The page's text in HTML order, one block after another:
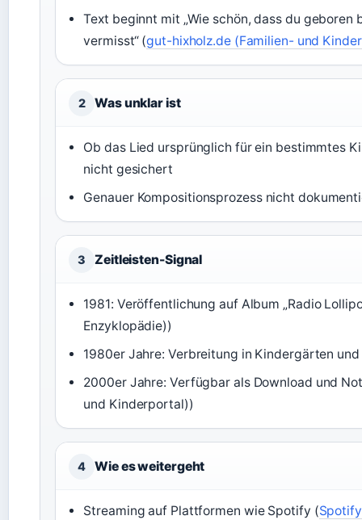
Text beginnt mit „Wie schön, dass du
vermisst“ (gut-hixholz.de (Familien- und
2 Was unklar ist
Ob das Lied ursprünglich für ein bestimmtes
nicht gesichert
Genauer Kompositionsprozess nicht
3 Zeitleisten-Signal
1981: Veröffentlichung auf Album „Radio
Enzyklopädie))
1980er Jahre: Verbreitung in Kindergärten
2000er Jahre: Verfügbar als Download und
und Kinderportal))
4 Wie es weitergeht
Streaming auf Plattformen wie Spotify (